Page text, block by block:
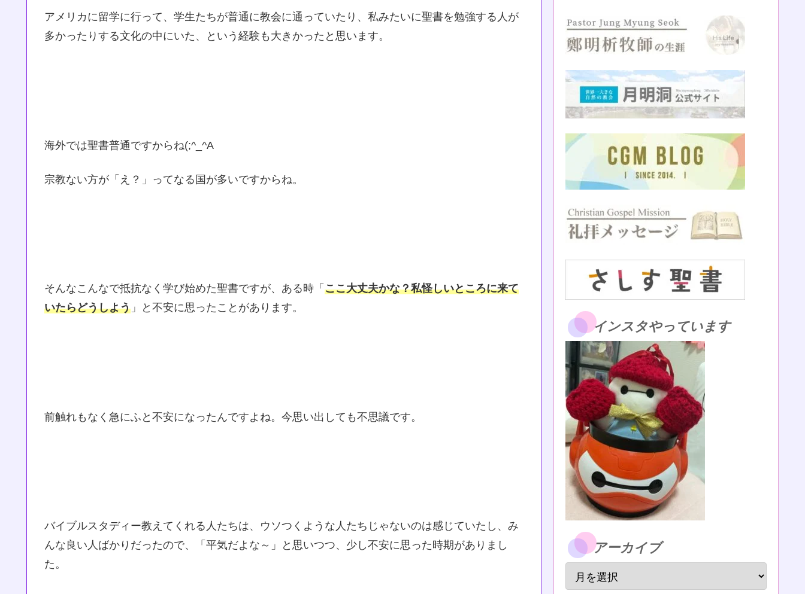
アメリカに留学に行って、学生たちが普通に教会に通っていたり、私みたいに聖書を勉強する人が
多かったりする文化の中にいた、という経験も大きかったと思います。
海外では聖書普通ですからね(;^_^A
宗教ない方が「え？」ってなる国が多いですからね。
そんなこんなで抵抗なく学び始めた聖書ですが、ある時「 ここ大丈夫かな？私怪しいところに来て
いたらどうしよう 」と不安に思ったことがあります。
前触れもなく急にふと不安になったんですよね。今思い出しても不思議です。
バイブルスタディー教えてくれる人たちは、ウソつくような人たちじゃないのは感じていたし、み
んな良い人ばかりだったので、「平気だよな～」と思いつつ、少し不安に思った時期がありまし
た。
インスタやっています
アーカイブ